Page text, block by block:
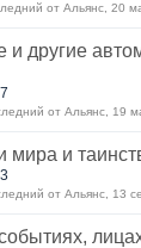
от Альянс, 20
и другие
от Альянс, 19
мира и
от Альянс, 13